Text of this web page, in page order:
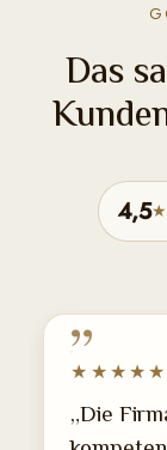
Das
4,5
★★★★★
„Die